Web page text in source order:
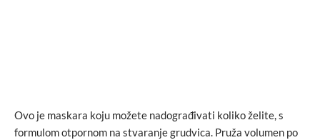
Ovo je maskara koju možete nadograđivati koliko želite, s
formulom otpornom na stvaranje grudvica. Pruža volumen po